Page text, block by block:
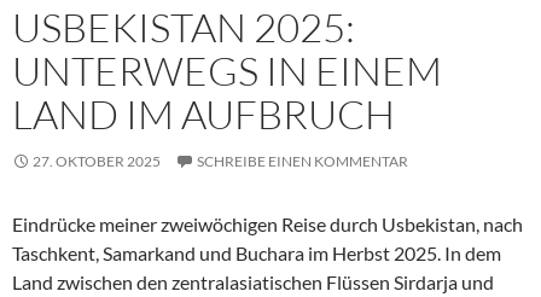
USBEKISTAN 2025:
UNTERWEGS IN EINEM
LAND IM AUFBRUCH
27. OKTOBER 2025 SCHREIBE EINEN KOMMENTAR
Eindrücke meiner zweiwöchigen Reise durch Usbekistan, nach
Taschkent, Samarkand und Buchara im Herbst 2025. In dem
Land zwischen den zentralasiatischen Flüssen Sirdarja und